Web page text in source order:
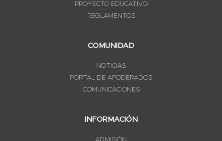
PROYECTO EDUCATIVO
REGLAMENTOS
COMUNIDAD
NOTICIAS
PORTAL DE APODERADOS
COMUNICACIONES
INFORMACIÓN
ADMISIÓN